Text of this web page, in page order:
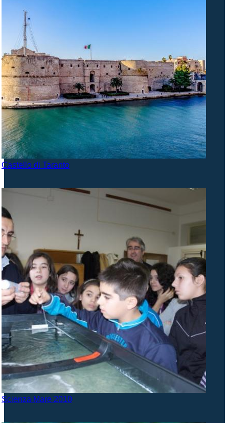
Castello di Taranto
Scienza Mare 2010